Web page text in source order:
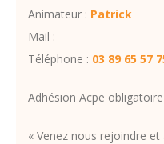
Animateur : Patrick
Mail :
Téléphone : 03 89 65 57
Adhésion Acpe
« Venez nous rejoindre